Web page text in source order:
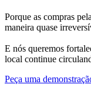
Porque as compras
maneira quase
E nós queremos
local continue
Peça uma